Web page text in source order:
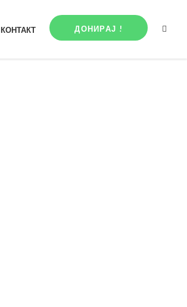
КОНТАКТ ДОНИРАЈ !